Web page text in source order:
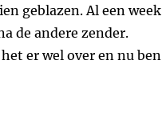
geblazen. Al een week
de andere zender.
er wel over en nu ben